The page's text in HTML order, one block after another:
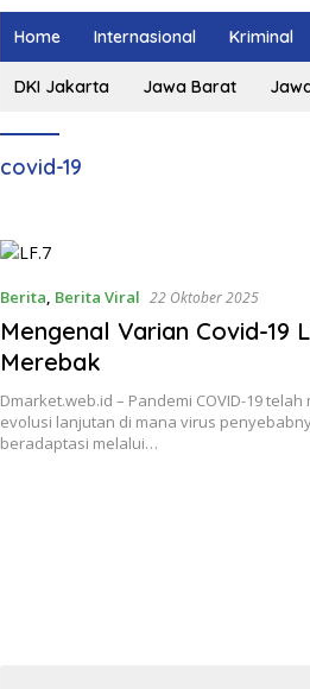
Home Internasional Kriminal
DKI Jakarta Jawa Barat
covid-19
Berita, Berita Viral 22 Oktober 2025
Mengenal Varian Covid-19
Merebak
Dmarket.web.id – Pandemi COVID-19
evolusi lanjutan di mana virus
beradaptasi melalui…